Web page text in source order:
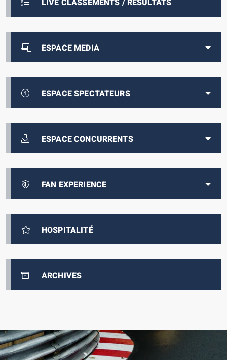
LIVE CLASSEMENTS / RÉSULTATS
ESPACE MEDIA
ESPACE SPECTATEURS
ESPACE CONCURRENTS
FAN EXPERIENCE
HOSPITALITÉ
ARCHIVES